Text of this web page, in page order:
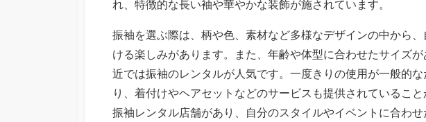
れ、特徴的な長い袖や華やかな装飾が施されています。
振袖を選ぶ際は、柄や色、素材など多様なデザインの中から
ける楽しみがあります。また、年齢や体型に合わせたサイズ
近では振袖のレンタルが人気です。一度きりの使用が一般的
り、着付けやヘアセットなどのサービスも提供されているこ
振袖レンタル店舗があり、自分のスタイルやイベントに合わせ